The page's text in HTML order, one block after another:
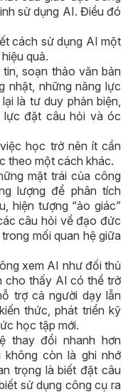
sử dụng AI. Điều đó
cách sử dụng AI một
quả.
soạn thảo văn bản
nhật, những năng lực
là tư duy phản biện,
lực đặt câu hỏi và óc
học trở nên ít cần
theo một cách khác.
mặt trái của công
lượng để phân tích
hiện tượng “ảo giác”
câu hỏi về đạo đức
mối quan hệ giữa
xem AI như đối thủ
cho thấy AI có thể trở
trợ cả người dạy lẫn
thức, phát triển kỹ
học tập mới.
thay đổi nhanh hơn
không còn là ghi nhớ
trọng là biết đặt câu
sử dụng công cụ ra